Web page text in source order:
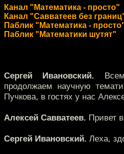
Канал "Математика - просто"
Канал "Савватеев без
Паблик "Математика -
Паблик "Математики шутят"
Сергей Ивановский.
продолжаем научную
Пучкова, в гостях у нас
Алексей Савватеев. Привет
Сергей Ивановский. Леха,